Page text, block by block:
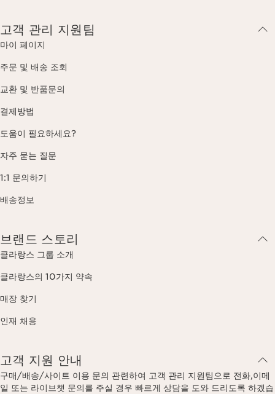
고객 관리 지원팀
마이 페이지
주문 및 배송 조회
교환 및 반품문의
결제방법
도움이 필요하세요?
자주 묻는 질문
1:1 문의하기
배송정보
브랜드 스토리
클라랑스 그룹 소개
클라랑스의 10가지 약속
매장 찾기
인재 채용
고객 지원 안내
구매/배송/사이트 이용 문의 관련하여 고객 관리 지원팀으로 전화,이메
일 또는 라이브챗 문의를 주실 경우 빠르게 상담을 도와 드리도록 하겠습